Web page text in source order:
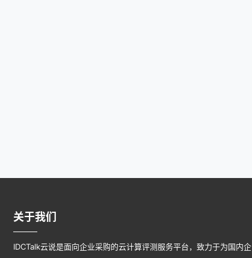
关于我们
IDCTalk云说是面向企业采购的云计算评测服务平台，致力于为国内企